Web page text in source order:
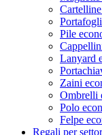
Pile
Lanyard
Zaini
Ombrelli
Polo
Felpe
Regali per